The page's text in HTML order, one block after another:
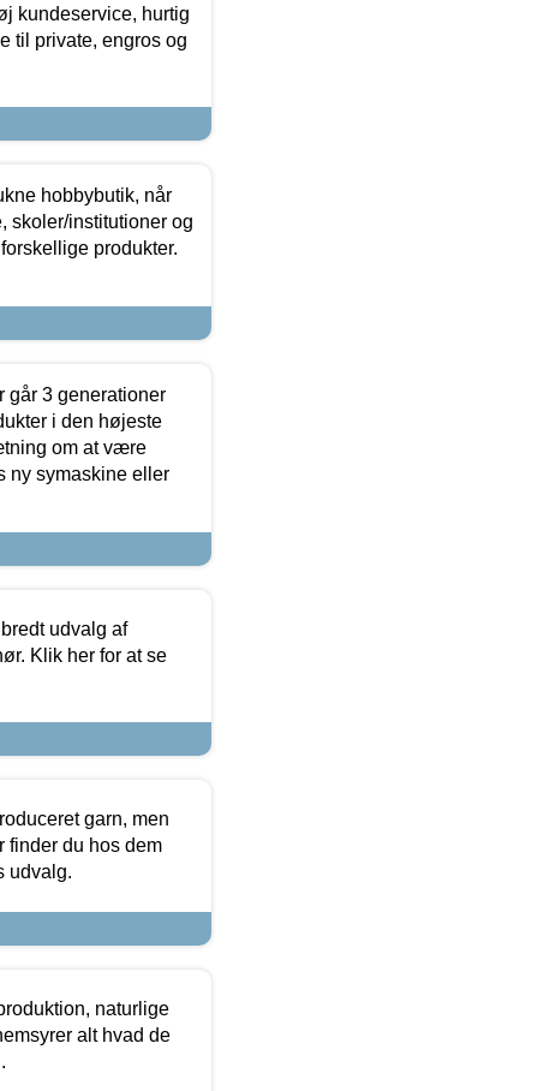
kundeservice, hurtig
til private, engros og
hobbybutik, når
skoler/institutioner og
produkter.
går 3 generationer
i den højeste
om at være
ny symaskine eller
udvalg af
Klik her for at se
garn, men
finder du hos dem
udvalg.
naturlige
alt hvad de